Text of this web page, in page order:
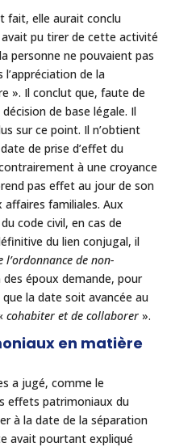
fait, elle aurait conclu
avait pu tirer de cette activité
personne ne pouvaient pas
de la
». Il conclut que, faute de
de base légale. Il
sur ce point. Il n’obtient
de prise d’effet du
à une croyance
pas effet au jour de son
familiales. Aux
du code civil, en cas de
du lien conjugal, il
l’ordonnance de non-
des époux demande, pour
la date soit avancée au
cohabiter et de collaborer».
en matière
a jugé, comme le
effets patrimoniaux du
à la date de la séparation
avait pourtant expliqué